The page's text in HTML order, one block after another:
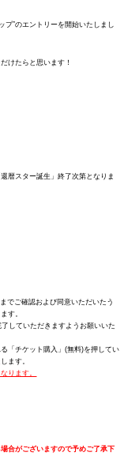
プ”のエントリーを開始いたしまし
けたらと思います！
暦スター誕生」終了次第となりま
でご確認および同意いただいたう
す。
していただきますようお願いいた
「チケット購入」(無料)を押してい
ます。
ります。
合がございますので予めご了承下